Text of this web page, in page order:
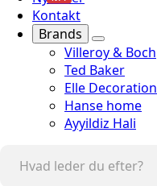
Kontakt
Brands
Villeroy & Boch
Ted Baker
Elle Decoration
Hanse home
Ayyildiz Hali